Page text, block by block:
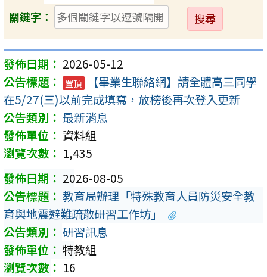
關鍵字：
送
出
2026-05-12
置頂
【畢業生聯絡網】請全體高三同學
在5/27(三)以前完成填寫，放榜後再次登入更新
最新消息
資料組
1,435
2026-08-05
教育局辦理「特殊教育人員防災安全教
育與地震避難疏散研習工作坊」
研習訊息
特教組
16